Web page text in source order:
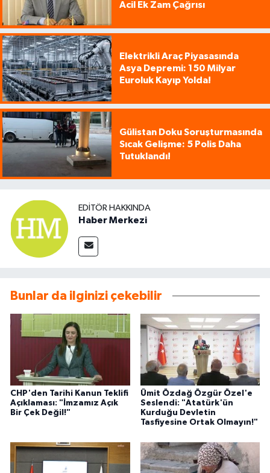
Acil Ek Zam Çağrısı
Elektrikli Araç Piyasasında
Asya Depremi: 150 Milyar
Euroluk Kayıp Yolda!
Gülistan Doku Soruşturmasında
Sıcak Gelişme: 5 Polis Daha
Tutuklandı!
EDITÖR HAKKINDA
Haber Merkezi
Bunlar da ilginizi çekebilir
CHP'den Tarihi Kanun Teklifi
Açıklaması: "İmzamız Açık
Bir Çek Değil!"
Ümit Özdağ Özgür Özel'e
Seslendi: "Atatürk'ün
Kurduğu Devletin
Tasfiyesine Ortak Olmayın!"